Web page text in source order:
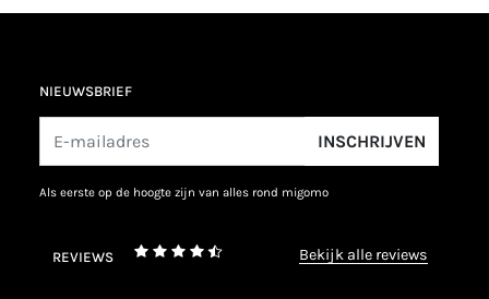
NIEUWSBRIEF
INSCHRIJVEN
als eerste op de hoogte zijn van alles rond migomo
REVIEWS bekijk alle reviews